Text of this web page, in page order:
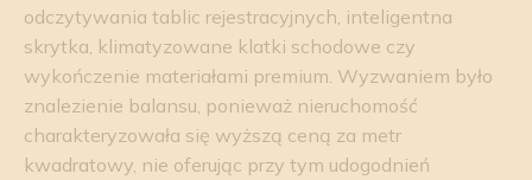
odczytywania tablic rejestracyjnych, inteligentna
skrytka, klimatyzowane klatki schodowe czy
wykończenie materiałami premium. Wyzwaniem było
znalezienie balansu, ponieważ nieruchomość
charakteryzowała się wyższą ceną za metr
kwadratowy, nie oferując przy tym udogodnień